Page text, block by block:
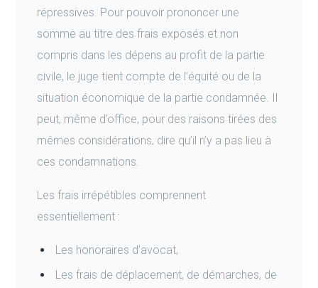
répressives. Pour pouvoir prononcer une
somme au titre des frais exposés et non
compris dans les dépens au profit de la partie
civile, le juge tient compte de l’équité ou de la
situation économique de la partie condamnée. Il
peut, même d’office, pour des raisons tirées des
mêmes considérations, dire qu’il n’y a pas lieu à
ces condamnations.
Les frais irrépétibles comprennent
essentiellement :
Les honoraires d’avocat,
Les frais de déplacement, de démarches, de